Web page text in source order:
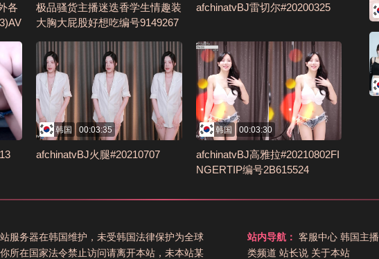
各
极品骚货主播迷迭香学生情趣装
大胸大屁股好想吃编号9149267
afchinatvBJ雷切尔#20200325
韩国 00:03:35
afchinatvBJ火腿#20210707
韩国 00:03:30
afchinatvBJ高雅拉#20210802FI
NGERTIP编号2B615524
站服务器在韩国维护，未受韩国法律保护为全球
所在国家法令禁止访问请离开本站，未本站某
站内导航： 客服中心 韩国主播
类频道 站长说 关于本站